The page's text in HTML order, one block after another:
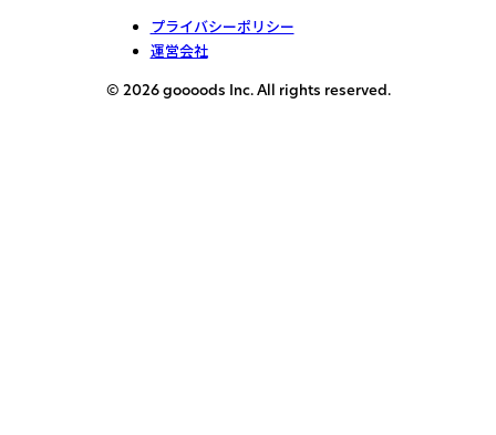
プライバシーポリシー
運営会社
© 2026 goooods Inc. All rights reserved.